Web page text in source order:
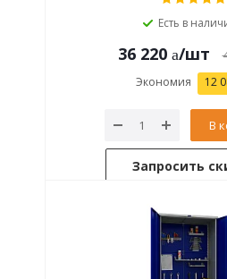
Есть в
36 220 /шт
Экономия 12
В
Запросить